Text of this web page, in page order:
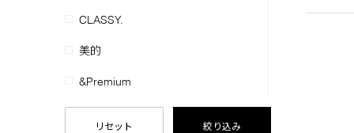
CLASSY.
美的
&Premium
FUDGE
リセット 絞り込み